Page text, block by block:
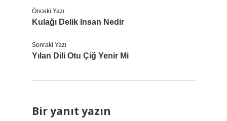
Önceki Yazı
Kulağı Delik Insan Nedir
Sonraki Yazı
Yılan Dili Otu Çiğ Yenir Mi
Bir yanıt yazın